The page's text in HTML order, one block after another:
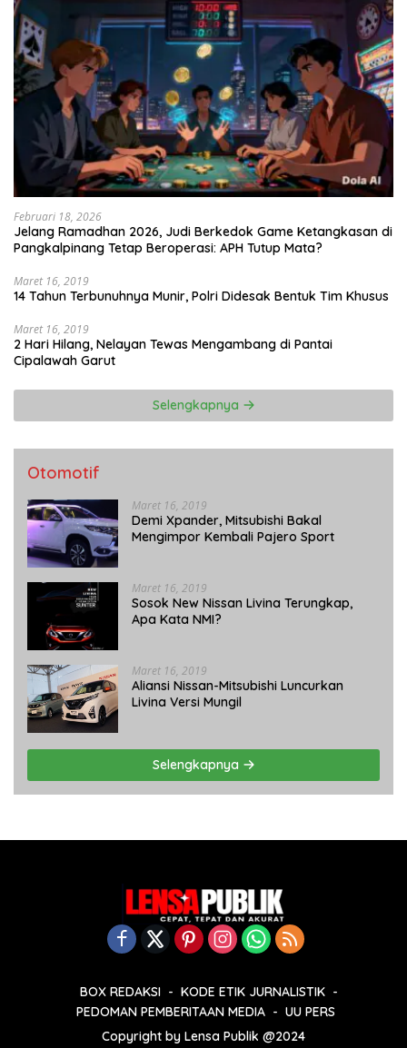
Februari 18, 2026
Jelang Ramadhan 2026, Judi Berkedok Game Ketangkasan di
Pangkalpinang Tetap Beroperasi: APH Tutup Mata?
Maret 16, 2019
14 Tahun Terbunuhnya Munir, Polri Didesak Bentuk Tim Khusus
Maret 16, 2019
2 Hari Hilang, Nelayan Tewas Mengambang di Pantai
Cipalawah Garut
Selengkapnya
Otomotif
Maret 16, 2019
Demi Xpander, Mitsubishi Bakal
Mengimpor Kembali Pajero Sport
Maret 16, 2019
Sosok New Nissan Livina Terungkap,
Apa Kata NMI?
Maret 16, 2019
Aliansi Nissan-Mitsubishi Luncurkan
Livina Versi Mungil
Selengkapnya
BOX REDAKSI
KODE ETIK JURNALISTIK
PEDOMAN PEMBERITAAN MEDIA
UU PERS
Copyright by Lensa Publik @2024